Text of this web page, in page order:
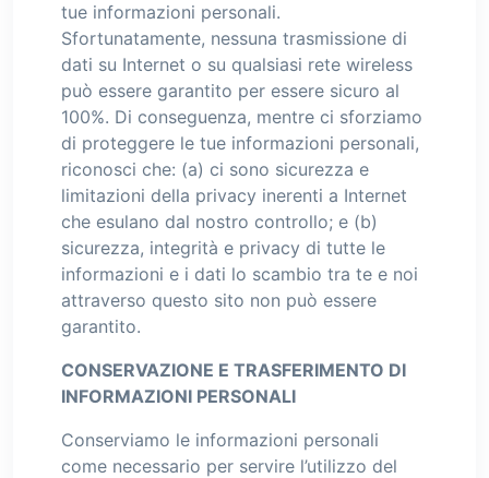
tue informazioni personali.
Sfortunatamente, nessuna trasmissione di
dati su Internet o su qualsiasi rete wireless
può essere garantito per essere sicuro al
100%. Di conseguenza, mentre ci sforziamo
di proteggere le tue informazioni personali,
riconosci che: (a) ci sono sicurezza e
limitazioni della privacy inerenti a Internet
che esulano dal nostro controllo; e (b)
sicurezza, integrità e privacy di tutte le
informazioni e i dati lo scambio tra te e noi
attraverso questo sito non può essere
garantito.
CONSERVAZIONE E TRASFERIMENTO DI
INFORMAZIONI PERSONALI
Conserviamo le informazioni personali
come necessario per servire l’utilizzo del